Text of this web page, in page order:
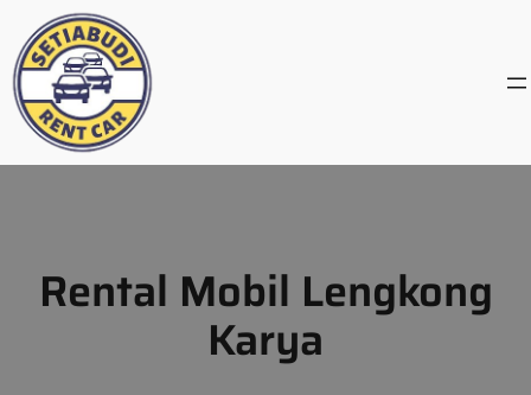
content
Rental Mobil Lengkong
Karya